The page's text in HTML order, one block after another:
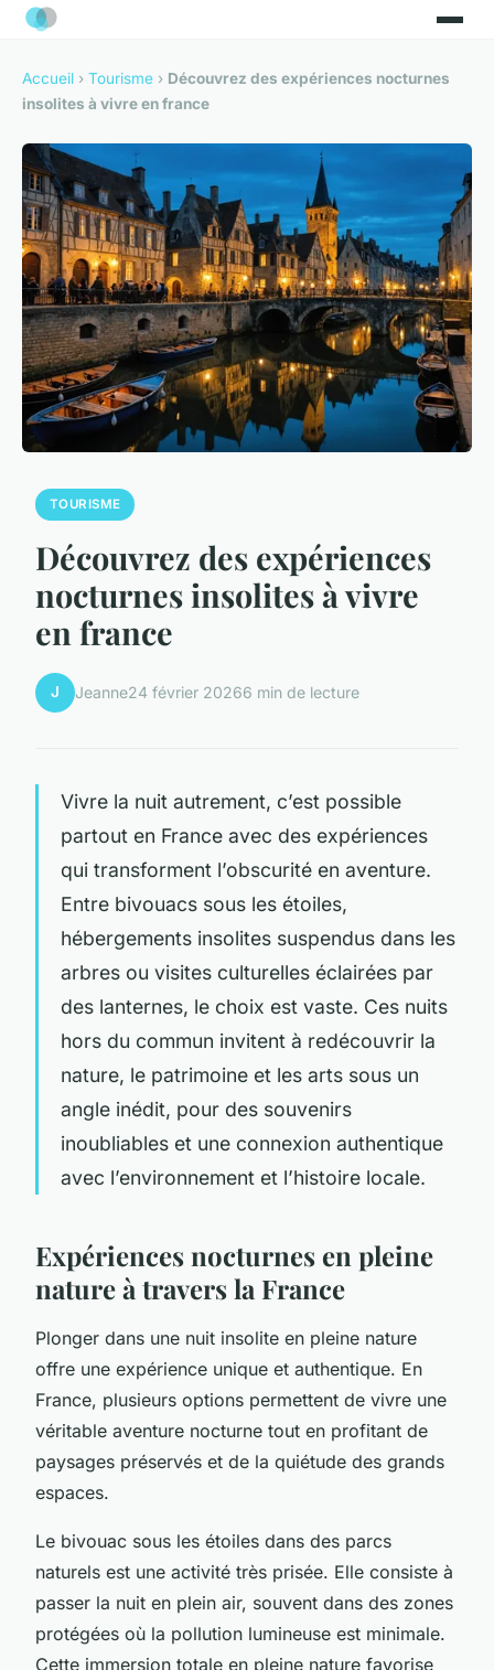
Accueil › Tourisme › Découvrez des expériences nocturnes
insolites à vivre en france
TOURISME
Découvrez des expériences
nocturnes insolites à vivre
en france
J Jeanne24 février 20266 min de lecture
Vivre la nuit autrement, c’est possible
partout en France avec des expériences
qui transforment l’obscurité en aventure.
Entre bivouacs sous les étoiles,
hébergements insolites suspendus dans les
arbres ou visites culturelles éclairées par
des lanternes, le choix est vaste. Ces nuits
hors du commun invitent à redécouvrir la
nature, le patrimoine et les arts sous un
angle inédit, pour des souvenirs
inoubliables et une connexion authentique
avec l’environnement et l’histoire locale.
Expériences nocturnes en pleine
nature à travers la France
Plonger dans une nuit insolite en pleine nature
offre une expérience unique et authentique. En
France, plusieurs options permettent de vivre une
véritable aventure nocturne tout en profitant de
paysages préservés et de la quiétude des grands
espaces.
Le bivouac sous les étoiles dans des parcs
naturels est une activité très prisée. Elle consiste à
passer la nuit en plein air, souvent dans des zones
protégées où la pollution lumineuse est minimale.
Cette immersion totale en pleine nature favorise